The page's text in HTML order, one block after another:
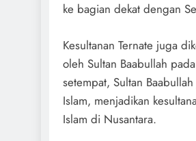
ke bagian dekat dengan
Kesultanan Ternate juga
oleh Sultan Baabullah
setempat, Sultan
Islam, menjadikan
Islam di Nusantara.